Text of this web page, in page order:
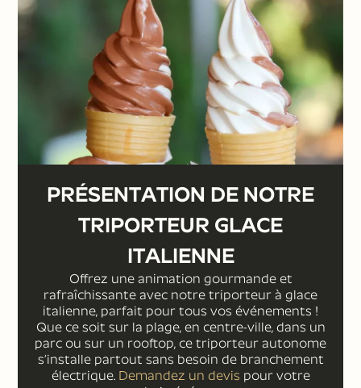
entièrement équipé pour offrir une
expérience de glace
professionnelle.
DEMANDER UN DEVIS ⟶
PRÉSENTATION DE NOTRE
TRIPORTEUR GLACE
ITALIENNE
Offrez une animation gourmande et
rafraîchissante avec notre triporteur à glace
italienne, parfait pour tous vos événements !
Que ce soit sur la plage, en centre-ville, dans un
parc ou sur un rooftop, ce triporteur autonome
s’installe partout sans besoin de branchement
électrique. Demandez un devis pour votre